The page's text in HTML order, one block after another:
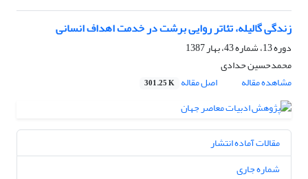
زندگی گالیله، تئاتر روایی برشت در خدمت اهداف انسانی
دوره 13، شماره 43، بهار 1387
محمدحسین حدادی
مشاهده مقاله
اصل مقاله 301.25 K
مقالات آماده انتشار
شماره جاری